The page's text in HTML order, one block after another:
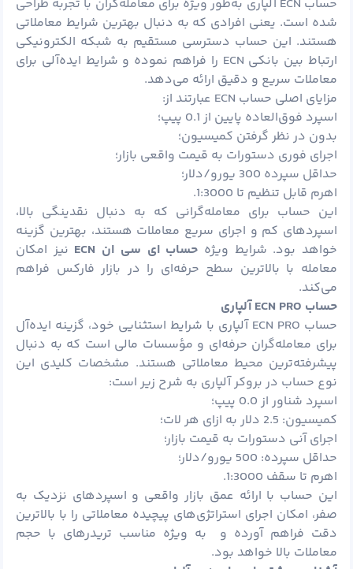
حساب ECN آلپاری به‌طور ویژه برای معامله‌گران با تجربه طراحی
شده است. یعنی افرادی که به دنبال بهترین شرایط معاملاتی
هستند. این حساب دسترسی مستقیم به شبکه الکترونیکی
ارتباط بین بانکی ECN را فراهم نموده و شرایط ایده‌آلی برای
معاملات سریع و دقیق ارائه می‌دهد.
مزایای اصلی حساب ECN عبارتند از:
اسپرد فوق‌العاده پایین از 0.1 پیپ؛
بدون در نظر گرفتن کمیسیون؛
اجرای فوری دستورات به قیمت واقعی بازار؛
حداقل سپرده 300 یورو/دلار؛
اهرم قابل تنظیم تا 1:3000.
این حساب برای معامله‌گرانی که به دنبال نقدینگی بالا،
اسپردهای کم و اجرای سریع معاملات هستند، بهترین گزینه
خواهد بود. شرایط ویژه حساب ای سی ان ECN نیز امکان
معامله با بالاترین سطح حرفه‌ای را در بازار فارکس فراهم
می‌کند.
حساب ECN PROآلپاری
حساب ECN PRO آلپاری با شرایط استثنایی خود، گزینه ایده‌آل
برای معامله‌گران حرفه‌ای و مؤسسات مالی است که به دنبال
پیشرفته‌ترین محیط معاملاتی هستند. مشخصات کلیدی این
نوع حساب در بروکر آلپاری به شرح زیر است:
اسپرد شناور از 0.0 پیپ؛
کمیسیون: 2.5 دلار به ازای هر لات؛
اجرای آنی دستورات به قیمت بازار؛
حداقل سپرده: 500 یورو/دلار؛
اهرم تا سقف 1:3000.
این حساب با ارائه عمق بازار واقعی و اسپردهای نزدیک به
صفر، امکان اجرای استراتژی‌های پیچیده معاملاتی را با بالاترین
دقت فراهم آورده و به ویژه مناسب تریدرهای با حجم
معاملات بالا خواهد بود.